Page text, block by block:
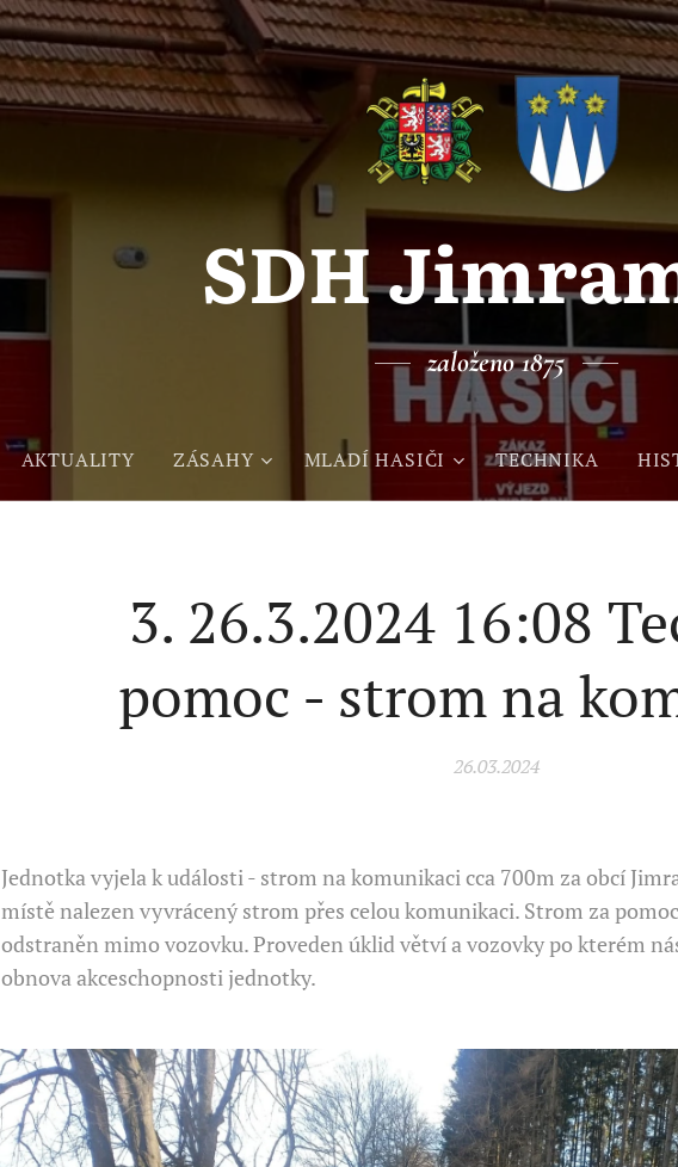
SDH
založeno 1875
AKTUALITY ZÁSAHY MLADÍ HASIČI TECHNIKA
3. 26.3.2024 16:08
pomoc - strom na
26.03.2024
Jednotka vyjela k události - strom na komunikaci cca 700m za obcí
místě nalezen vyvrácený strom přes celou komunikaci. Strom za
odstraněn mimo vozovku. Proveden úklid větví a vozovky po kterém
obnova akceschopnosti jednotky.